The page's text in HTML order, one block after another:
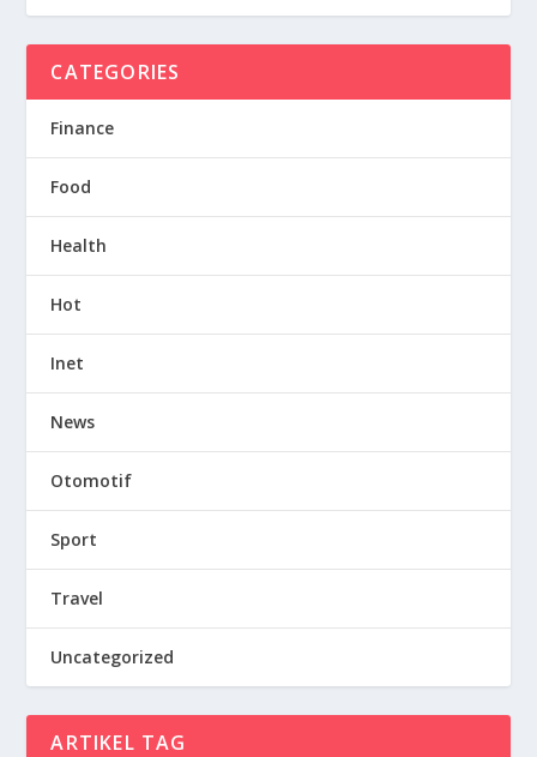
CATEGORIES
Finance
Food
Health
Hot
Inet
News
Otomotif
Sport
Travel
Uncategorized
ARTIKEL TAG